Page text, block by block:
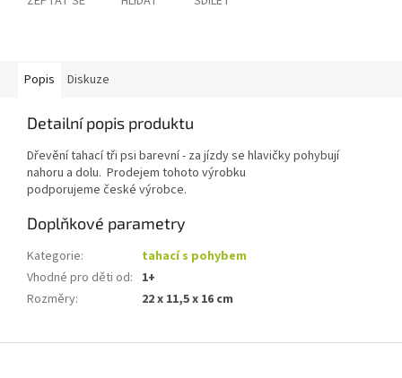
Popis Diskuze
Detailní popis produktu
Dřevění tahací tři psi barevní - za jízdy se hlavičky pohybují
nahoru a dolu. Prodejem tohoto výrobku
podporujeme české výrobce.
Doplňkové parametry
Kategorie:
tahací s pohybem
Vhodné pro děti od: 1+
Rozměry: 22 x 11,5 x 16 cm